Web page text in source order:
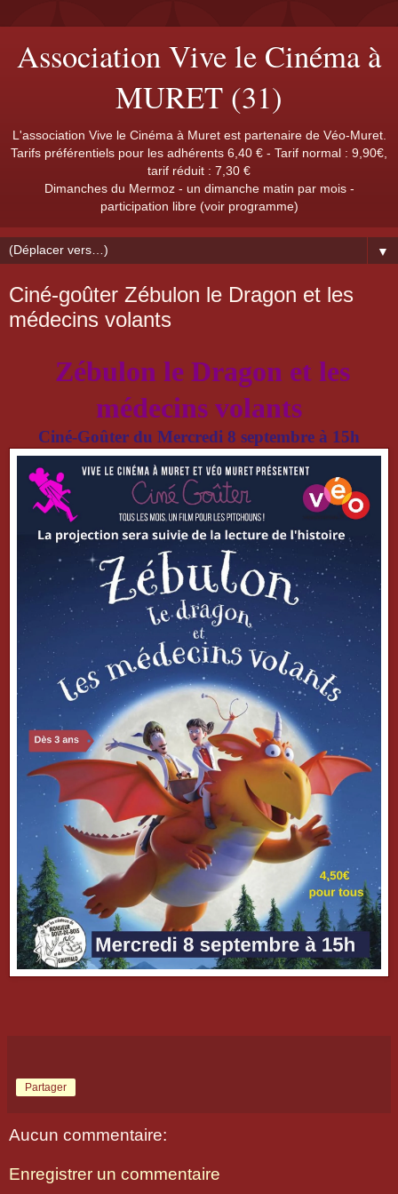
Association Vive le Cinéma à
MURET (31)
L'association Vive le Cinéma à Muret est partenaire de Véo-Muret.
Tarifs préférentiels pour les adhérents 6,40 € - Tarif normal : 9,90€,
tarif réduit : 7,30 €
Dimanches du Mermoz - un dimanche matin par mois -
participation libre (voir programme)
▼
Ciné-goûter Zébulon le Dragon et les
médecins volants
Zébulon le Dragon et les
médecins volants
Ciné-Goûter du Mercredi 8 septembre à 15h
Partager
Aucun commentaire:
Enregistrer un commentaire